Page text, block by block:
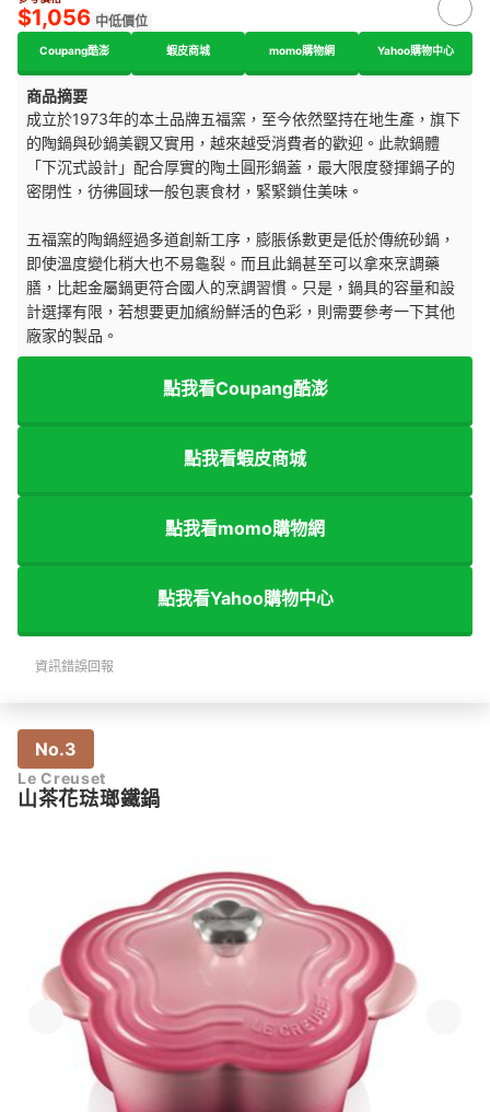
$1,056 中低價位
Coupang酷澎 蝦皮商城 momo購物網 Yahoo購物中心
商品摘要
成立於1973年的本土品牌五福窯，至今依然堅持在地生產，旗下
的陶鍋與砂鍋美觀又實用，越來越受消費者的歡迎。此款鍋體
「下沉式設計」配合厚實的陶土圓形鍋蓋，最大限度發揮鍋子的
密閉性，彷彿圓球一般包裹食材，緊緊鎖住美味。
五福窯的陶鍋經過多道創新工序，膨脹係數更是低於傳統砂鍋，
即使溫度變化稍大也不易龜裂。而且此鍋甚至可以拿來烹調藥
膳，比起金屬鍋更符合國人的烹調習慣。只是，鍋具的容量和設
計選擇有限，若想要更加繽紛鮮活的色彩，則需要參考一下其他
廠家的製品。
點我看Coupang酷澎
點我看蝦皮商城
點我看momo購物網
點我看Yahoo購物中心
資訊錯誤回報
No.3
Le Creuset
山茶花琺瑯鐵鍋